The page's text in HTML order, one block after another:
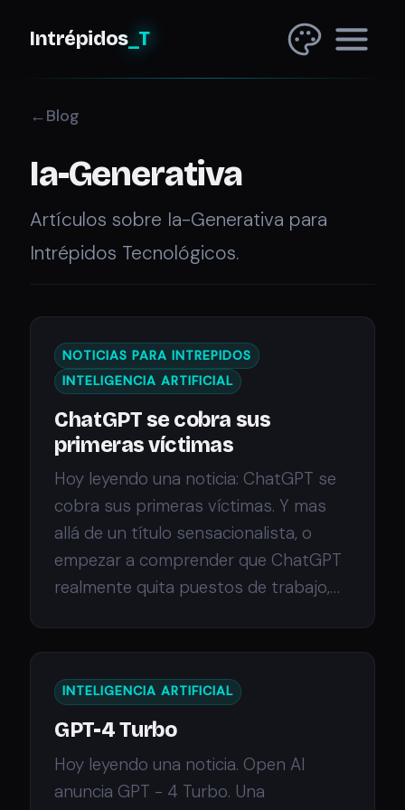
Intrépidos_T
Blog
Ia-Generativa
Artículos sobre Ia-Generativa para
Intrépidos Tecnológicos.
NOTICIAS PARA INTREPIDOS
INTELIGENCIA ARTIFICIAL
ChatGPT se cobra sus
primeras víctimas
Hoy leyendo una noticia: ChatGPT se
cobra sus primeras víctimas. Y mas
allá de un título sensacionalista, o
empezar a comprender que ChatGPT
realmente quita puestos de trabajo,…
INTELIGENCIA ARTIFICIAL
GPT-4 Turbo
Hoy leyendo una noticia. Open AI
anuncia GPT - 4 Turbo. Una